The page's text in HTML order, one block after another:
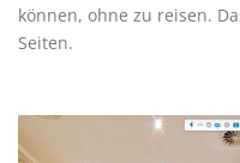
können, ohne zu reisen.
Seiten.